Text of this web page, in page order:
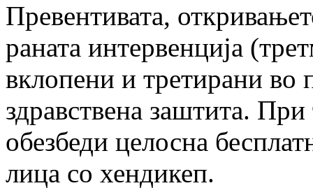
Превентивата,
раната интервенција
вклопени и третирани во
здравствена заштита. При
обезбеди целосна
лица со хендикеп.